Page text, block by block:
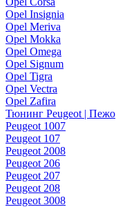
Opel Insignia
Opel Meriva
Opel Mokka
Opel Omega
Opel Signum
Opel Tigra
Opel Vectra
Opel Zafira
Тюнинг Peugeot | Пежо
Peugeot 1007
Peugeot 107
Peugeot 2008
Peugeot 206
Peugeot 207
Peugeot 208
Peugeot 3008